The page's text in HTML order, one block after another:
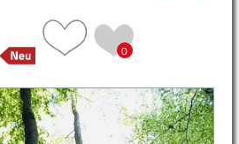
0